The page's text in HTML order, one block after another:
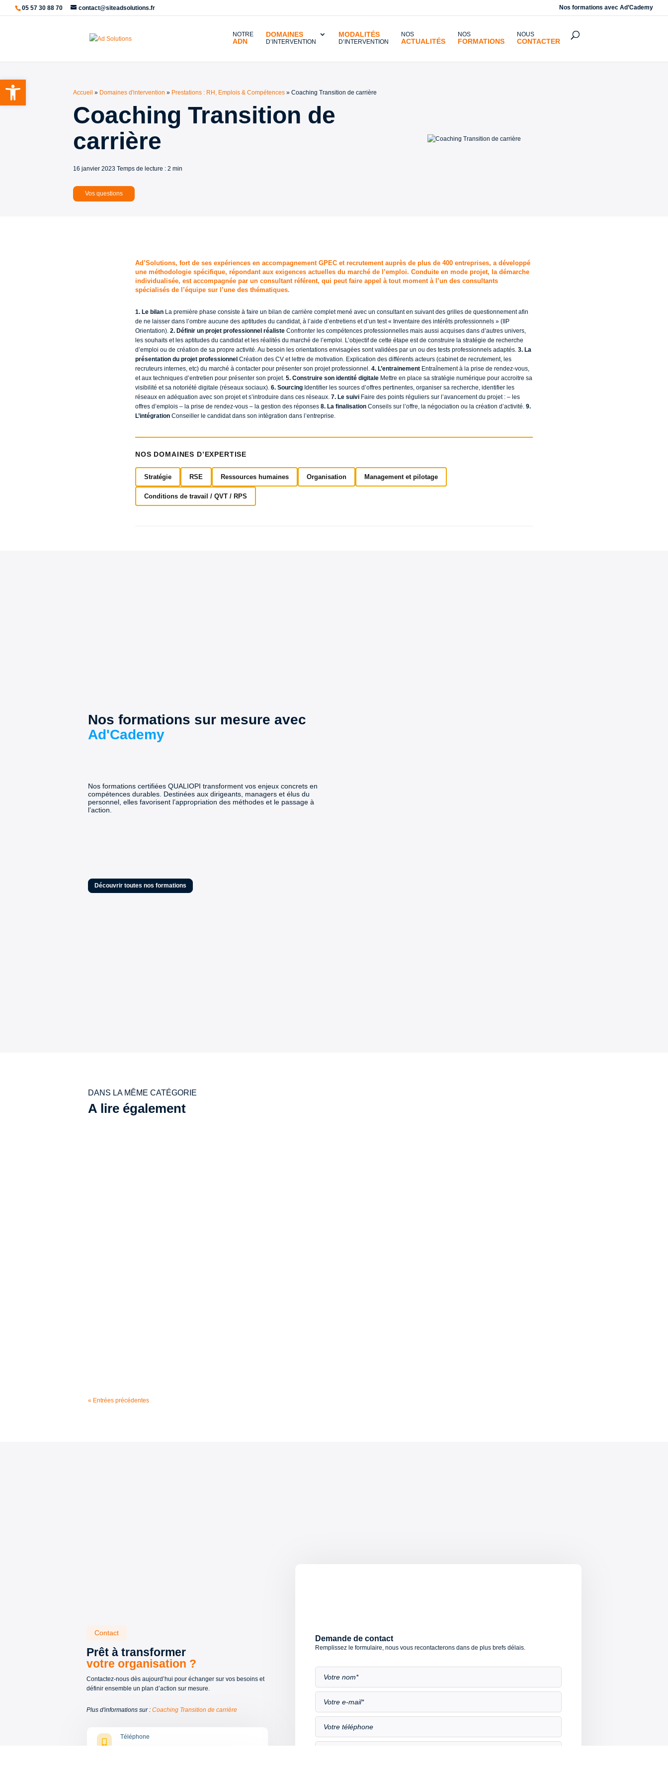
Ouvrir la barre d’outils
05 57 30 88 70 contact@siteadsolutions.fr Nos formations avec Ad’Cademy
NOTRE
ADN
DOMAINES
D’INTERVENTION
MODALITÉS
D’INTERVENTION
NOS
ACTUALITÉS
NOS
FORMATIONS
NOUS
CONTACTER
Accueil » Domaines d'intervention » Prestations : RH, Emplois & Compétences » Coaching Transition de carrière
Coaching Transition de
carrière
16 janvier 2023 Temps de lecture : 2 min
Vos questions
Ad’Solutions, fort de ses expériences en accompagnement GPEC et recrutement auprès de plus de 400 entreprises, a développé
une méthodologie spécifique, répondant aux exigences actuelles du marché de l’emploi. Conduite en mode projet, la démarche
individualisée, est accompagnée par un consultant référent, qui peut faire appel à tout moment à l’un des consultants
spécialisés de l’équipe sur l’une des thématiques.
1. Le bilan La première phase consiste à faire un bilan de carrière complet mené avec un consultant en suivant des grilles de questionnement afin
de ne laisser dans l’ombre aucune des aptitudes du candidat, à l’aide d’entretiens et d’un test « Inventaire des intérêts professionnels » (IIP
Orientation). 2. Définir un projet professionnel réaliste Confronter les compétences professionnelles mais aussi acquises dans d’autres univers,
les souhaits et les aptitudes du candidat et les réalités du marché de l’emploi. L’objectif de cette étape est de construire la stratégie de recherche
d’emploi ou de création de sa propre activité. Au besoin les orientations envisagées sont validées par un ou des tests professionnels adaptés. 3. La
présentation du projet professionnel Création des CV et lettre de motivation. Explication des différents acteurs (cabinet de recrutement, les
recruteurs internes, etc) du marché à contacter pour présenter son projet professionnel. 4. L’entrainement Entraînement à la prise de rendez-vous,
et aux techniques d’entretien pour présenter son projet. 5. Construire son identité digitale Mettre en place sa stratégie numérique pour accroitre sa
visibilité et sa notoriété digitale (réseaux sociaux). 6. Sourcing Identifier les sources d’offres pertinentes, organiser sa recherche, identifier les
réseaux en adéquation avec son projet et s’introduire dans ces réseaux. 7. Le suivi Faire des points réguliers sur l’avancement du projet : – les
offres d’emplois – la prise de rendez-vous – la gestion des réponses 8. La finalisation Conseils sur l’offre, la négociation ou la création d’activité. 9.
L’intégration Conseiller le candidat dans son intégration dans l’entreprise.
NOS DOMAINES D’EXPERTISE
Stratégie RSE Ressources humaines Organisation Management et pilotage
Conditions de travail / QVT / RPS
Nos formations sur mesure avec
Ad'Cademy
Nos formations certifiées QUALIOPI transforment vos enjeux concrets en
compétences durables. Destinées aux dirigeants, managers et élus du
personnel, elles favorisent l’appropriation des méthodes et le passage à
l’action.
Découvrir toutes nos formations
DANS LA MÊME CATÉGORIE
A lire également
« Entrées précédentes
Contact
Prêt à transformer
votre organisation ?
Contactez-nous dès aujourd’hui pour échanger sur vos besoins et
définir ensemble un plan d’action sur mesure.
Plus d'informations sur : Coaching Transition de carrière

Téléphone
Demande de contact
Remplissez le formulaire, nous vous recontacterons dans de plus brefs délais.